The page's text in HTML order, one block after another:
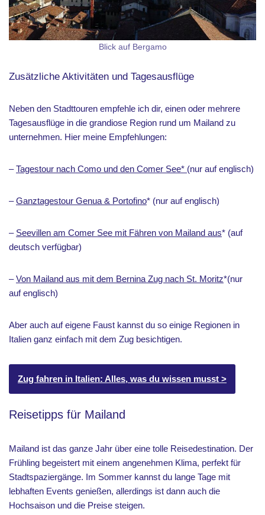
Blick auf Bergamo
Zusätzliche Aktivitäten und Tagesausflüge
Neben den Stadttouren empfehle ich dir, einen oder mehrere
Tagesausflüge in die grandiose Region rund um Mailand zu
unternehmen. Hier meine Empfehlungen:
–Tagestour nach Como und den Comer See* (nur auf englisch)
–Ganztagestour Genua & Portofino* (nur auf englisch)
– Seevillen am Comer See mit Fähren von Mailand aus* (auf
deutsch verfügbar)
–Von Mailand aus mit dem Bernina Zug nach St. Moritz*(nur
auf englisch)
Aber auch auf eigene Faust kannst du so einige Regionen in
Italien ganz einfach mit dem Zug besichtigen.
Zug fahren in Italien: Alles, was du wissen musst >
Reisetipps für Mailand
Mailand ist das ganze Jahr über eine tolle Reisedestination. Der
Frühling begeistert mit einem angenehmen Klima, perfekt für
Stadtspaziergänge. Im Sommer kannst du lange Tage mit
lebhaften Events genießen, allerdings ist dann auch die
Hochsaison und die Preise steigen.